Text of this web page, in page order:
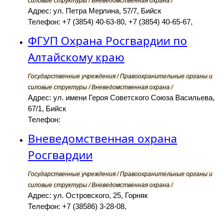
Адрес: ул. Петра Мерлина, 57/7, Бийск
Телефон: +7 (3854) 40-63-80, +7 (3854) 40-65-67,
ФГУП Охрана Росгвардии по
Алтайскому краю
Государственные учреждения / Правоохранительные органы и
силовые структуры / Вневедомственная охрана /
Адрес: ул. имени Героя Советского Союза Васильева,
67/1, Бийск
Телефон:
Вневедомственная охрана
Росгвардии
Государственные учреждения / Правоохранительные органы и
силовые структуры / Вневедомственная охрана /
Адрес: ул. Островского, 25, Горняк
Телефон: +7 (38586) 3-28-08,